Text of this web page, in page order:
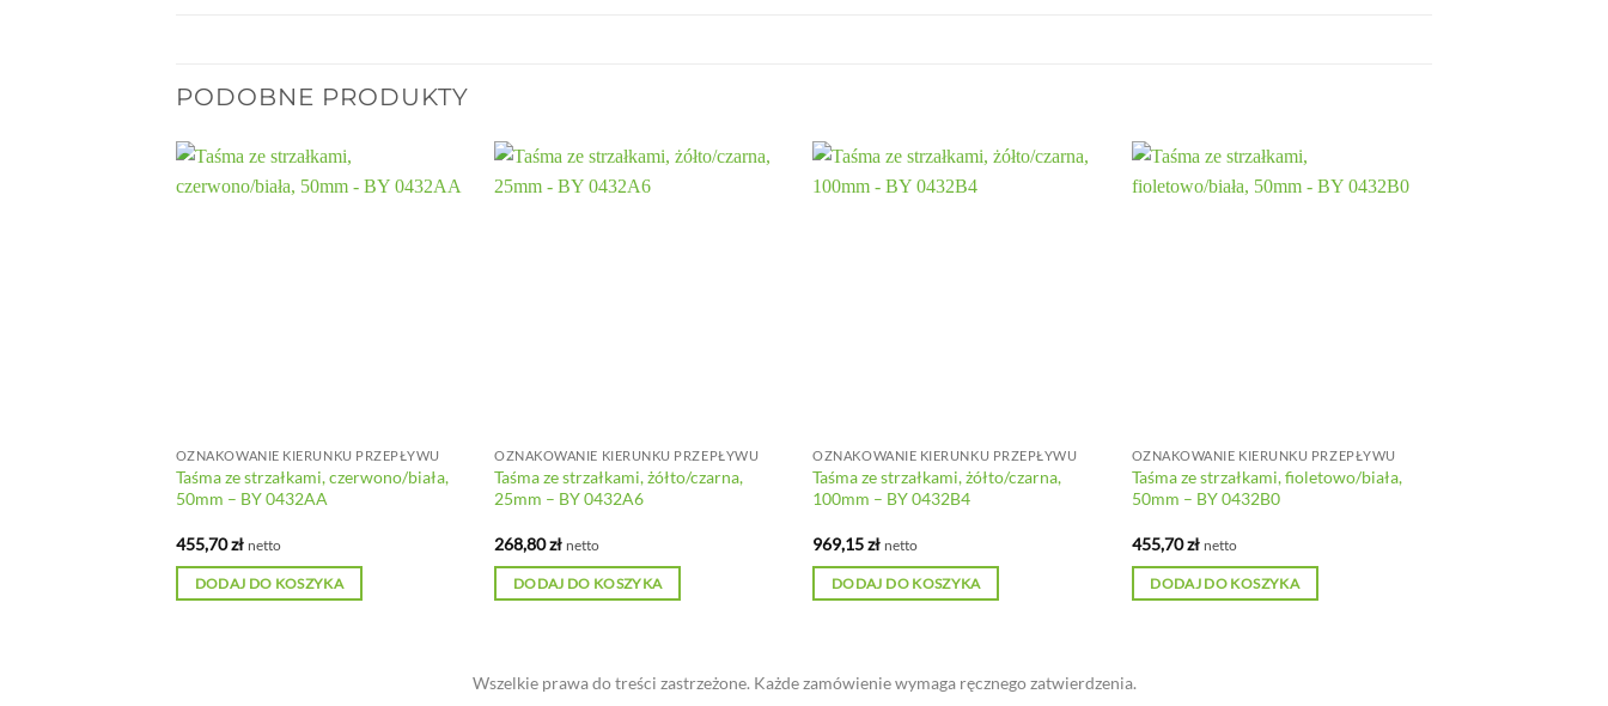
PODOBNE PRODUKTY
OZNAKOWANIE KIERUNKU PRZEPŁYWU
Taśma ze strzałkami, czerwono/biała,
50mm – BY 0432AA
455,70zł netto
DODAJ DO KOSZYKA
OZNAKOWANIE KIERUNKU PRZEPŁYWU
Taśma ze strzałkami, żółto/czarna,
25mm – BY 0432A6
268,80zł netto
DODAJ DO KOSZYKA
OZNAKOWANIE KIERUNKU PRZEPŁYWU
Taśma ze strzałkami, żółto/czarna,
100mm – BY 0432B4
969,15zł netto
DODAJ DO KOSZYKA
OZNAKOWANIE KIERUNKU PRZEPŁYWU
Taśma ze strzałkami, fioletowo/biała,
50mm – BY 0432B0
455,70zł netto
DODAJ DO KOSZYKA
Wszelkie prawa do treści zastrzeżone. Każde zamówienie wymaga ręcznego zatwierdzenia.